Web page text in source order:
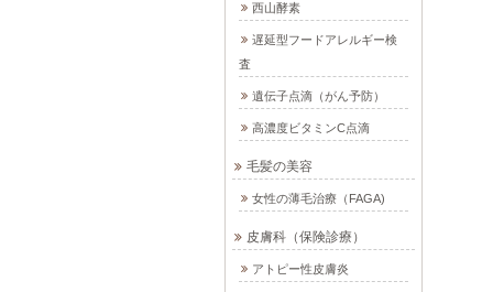
西山酵素
遅延型フードアレルギー検
査
遺伝子点滴（がん予防）
高濃度ビタミンC点滴
毛髪の美容
女性の薄毛治療（FAGA)
皮膚科（保険診療）
アトピー性皮膚炎